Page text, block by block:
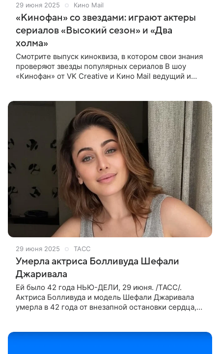
29 июня 2025 Кино Mail
«Кинофан» со звездами: играют актеры
сериалов «Высокий сезон» и «Два
холма»
Смотрите выпуск киноквиза, в котором свои знания
проверяют звезды популярных сериалов В шоу
«Кинофан» от VK Creative и Кино Mail ведущий и
29 июня 2025 ТАСС
Умерла актриса Болливуда Шефали
Джаривала
Ей было 42 года НЬЮ-ДЕЛИ, 29 июня. /ТАСС/.
Актриса Болливуда и модель Шефали Джаривала
умерла в 42 года от внезапной остановки сердца,